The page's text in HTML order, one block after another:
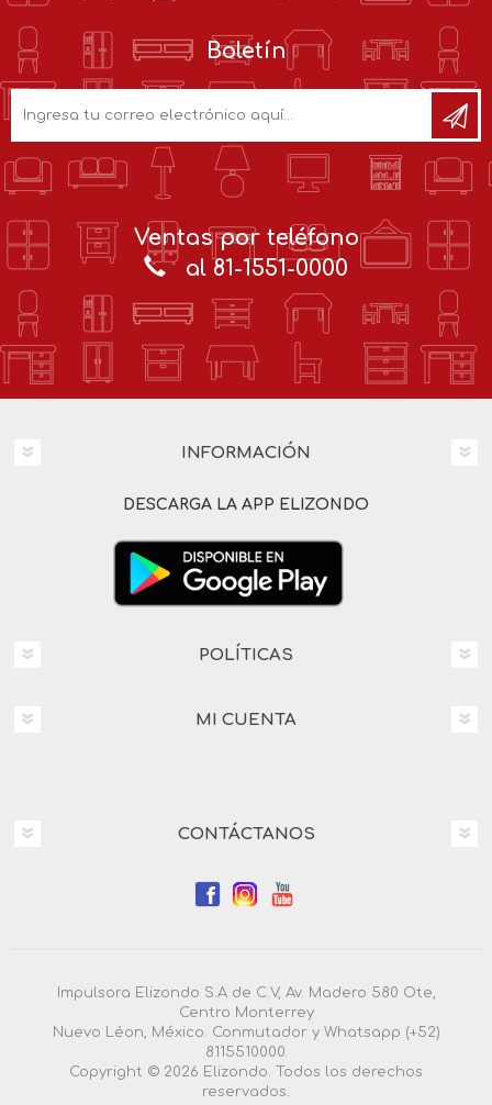
Boletín
Ventas por teléfono
al 81-1551-0000
INFORMACIÓN
DESCARGA LA APP ELIZONDO
POLÍTICAS
MI CUENTA
CONTÁCTANOS
Impulsora Elizondo S.A de C.V, Av. Madero 580 Ote,
Centro Monterrey
Nuevo Léon, México. Conmutador y Whatsapp (+52)
8115510000.
Copyright © 2026 Elizondo. Todos los derechos
reservados.